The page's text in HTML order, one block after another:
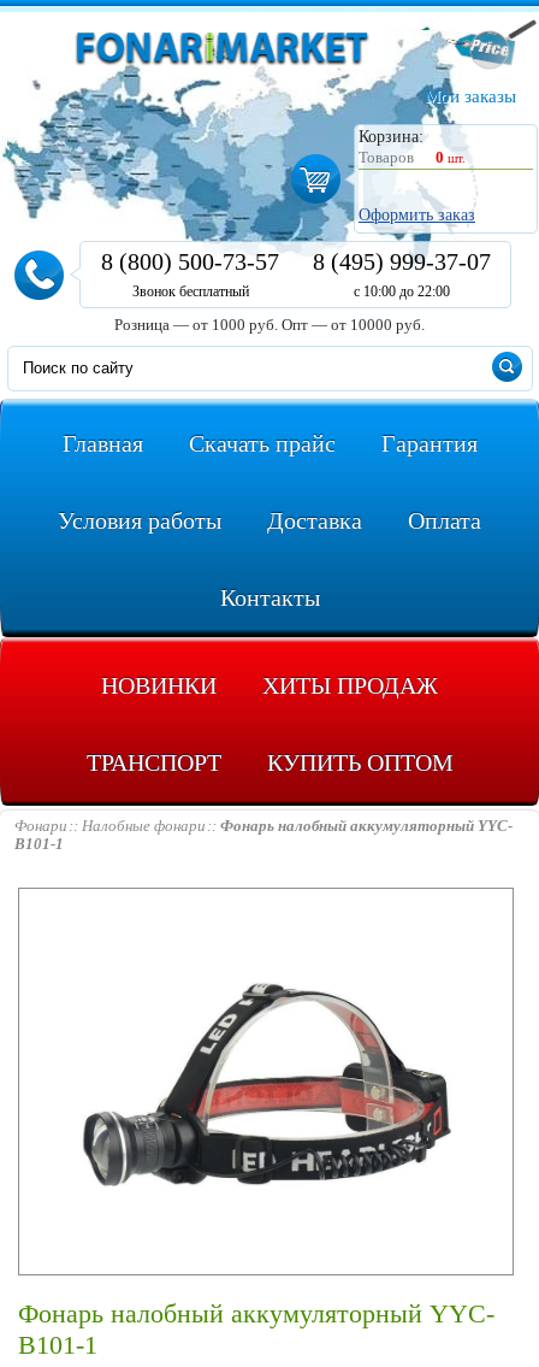
Мои заказы
Корзина:
Товаров
0 шт.
Оформить заказ
8 (800) 500-73-57
Звонок бесплатный
8 (495) 999-37-07
с 10:00 до 22:00
Розница — от 1000 руб. Опт — от 10000 руб.
Главная Скачать прайс Гарантия
Условия работы Доставка Оплата
Контакты
НОВИНКИ ХИТЫ ПРОДАЖ
ТРАНСПОРТ КУПИТЬ ОПТОМ
Фонари Налобные фонари
Фонарь налобный аккумуляторный YYC-
B101-1
Фонарь налобный аккумуляторный YYC-
B101-1